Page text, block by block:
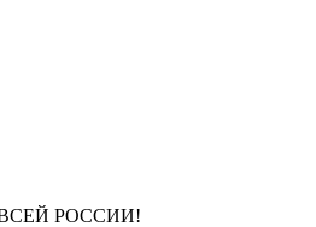
РОССИИ!